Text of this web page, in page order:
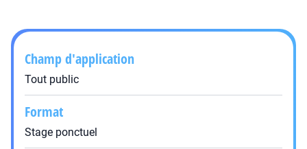
Champ d'application
Tout public
Format
Stage ponctuel